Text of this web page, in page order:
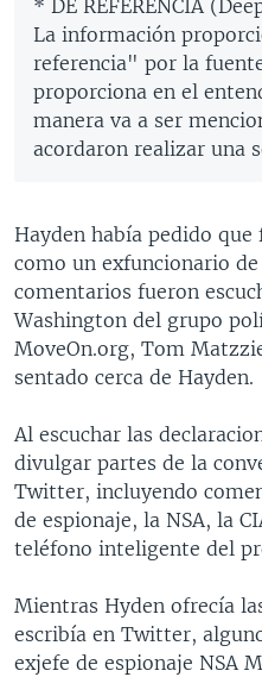
* DE REFERENCIA
La información
referencia" por la
proporciona en el
manera va a ser
acordaron realizar una
Hayden había pedido
como un exfuncionario
comentarios fueron
Washington del grupo
MoveOn.org, Tom
sentado cerca de Hayden.
Al escuchar las
divulgar partes de la
Twitter, incluyendo
de espionaje, la NSA, la
teléfono inteligente del
Mientras Hyden ofrecía
escribía en Twitter,
exjefe de espionaje NSA